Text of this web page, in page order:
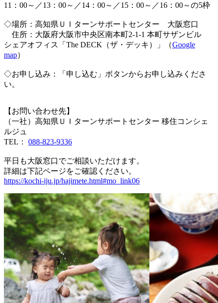
11：00～／13：00～／14：00～／15：00～／16：00～の5枠
◇場所：高知県ＵＩターンサポートセンター 大阪窓口
住所：大阪府大阪市中央区南本町2-1-1 本町サザンビル
シェアオフィス「The DECK（ザ・デッキ）」（Google
map）
◇お申し込み：「申し込む」ボタンからお申し込みくださ
い。
【お問い合わせ先】
（一社）高知県ＵＩターンサポートセンター 移住コンシェ
ルジュ
TEL： 088-823-9336
平日も大阪窓口でご相談いただけます。
詳細は下記ページをご確認ください。
https://kochi-iju.jp/hajimete.html#mo_link06